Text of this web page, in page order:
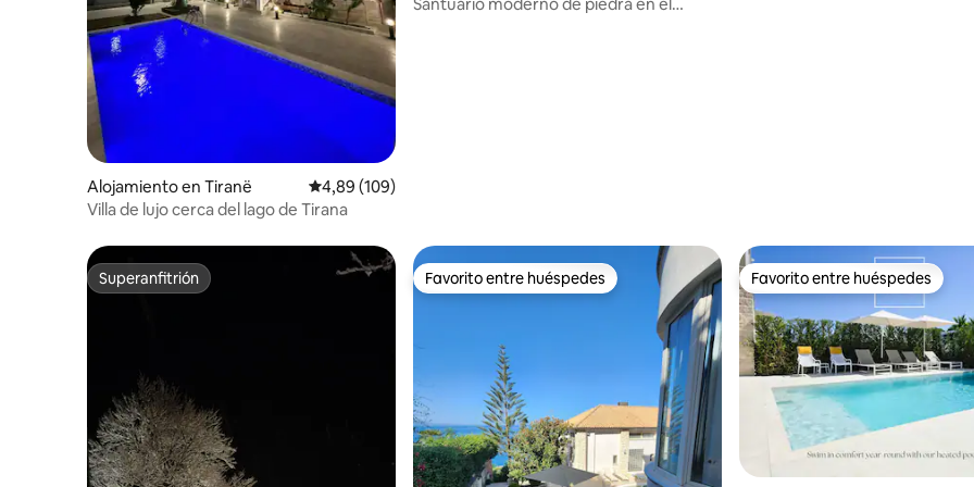
Alojamiento en Tiranë Calificación promedio: 4,89 de 5. 109 evaluaciones
4,89 (109)
Villa de lujo cerca del lago de Tirana
Superanfitrión
Superanfitrión Favorito entre huéspedes
Favorito entre huéspedes Favorito entre huéspedes
Favorito entre huéspedes